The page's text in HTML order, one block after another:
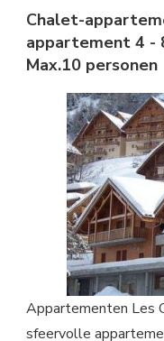
Chalet-
appartement 4 -
Max.10 personen
Appartementen Les
sfeervolle